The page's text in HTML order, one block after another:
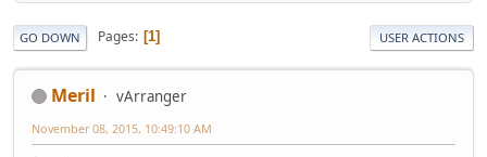
GO DOWN Pages 1 USER ACTIONS
Meril vArranger
November 08, 2015, 10:49:10 AM